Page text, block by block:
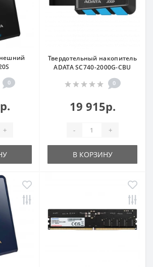
0
+
Твердотельный накопитель
ADATA SC740-2000G-CBU
0
19 915р.
- +
В КОРЗИНУ